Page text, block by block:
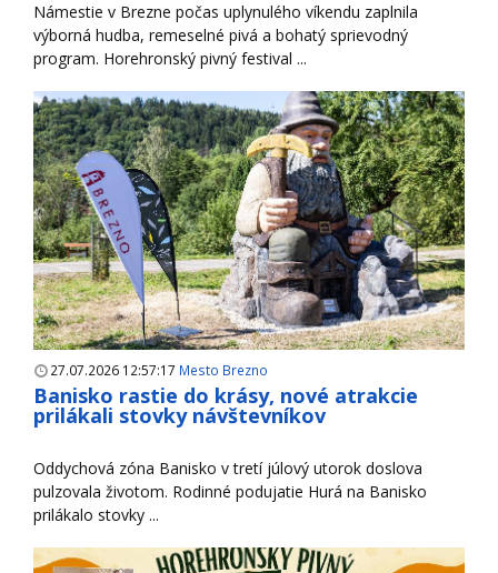
Námestie v Brezne počas uplynulého víkendu zaplnila
výborná hudba, remeselné pivá a bohatý sprievodný
program. Horehronský pivný festival ...
27.07.2026 12:57:17 Mesto Brezno
Banisko rastie do krásy, nové atrakcie
prilákali stovky návštevníkov
Oddychová zóna Banisko v tretí júlový utorok doslova
pulzovala životom. Rodinné podujatie Hurá na Banisko
prilákalo stovky ...